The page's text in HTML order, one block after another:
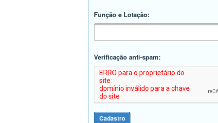
Função e Lotação:
Verificação anti-spam: